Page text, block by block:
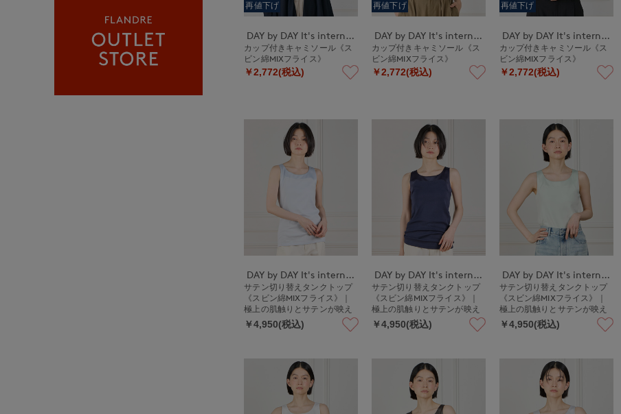
再値下げ
DAY by DAY It's international
カップ付きキャミソール《ス
ビン綿MIXフライス》
￥2,772(税込)
再値下げ
DAY by DAY It's international
カップ付きキャミソール《ス
ビン綿MIXフライス》
￥2,772(税込)
再値下げ
DAY by DAY It's international
カップ付きキャミソール《ス
ビン綿MIXフライス》
￥2,772(税込)
DAY by DAY It's international
サテン切り替えタンクトップ
《スビン綿MIXフライス》｜
極上の肌触りとサテンが映え
る上品インナー
￥4,950(税込)
DAY by DAY It's international
サテン切り替えタンクトップ
《スビン綿MIXフライス》｜
極上の肌触りとサテンが映え
る上品インナー
￥4,950(税込)
DAY by DAY It's international
サテン切り替えタンクトップ
《スビン綿MIXフライス》｜
極上の肌触りとサテンが映え
る上品インナー
￥4,950(税込)